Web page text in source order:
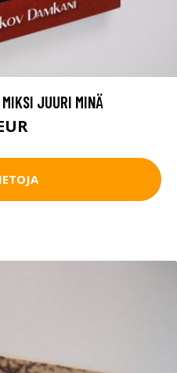
JUURI MINÄ